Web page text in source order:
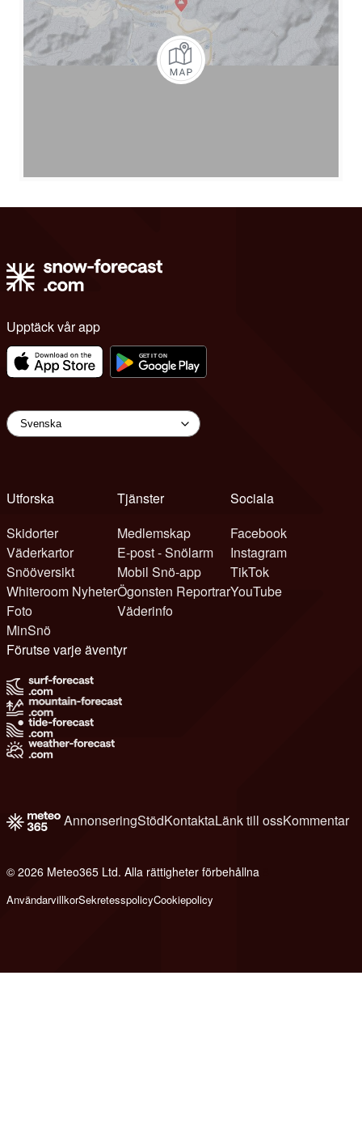
Upptäck vår app
Utforska
Skidorter
Väderkartor
Snööversikt
Whiteroom Nyheter
Foto
MinSnö
Tjänster
Medlemskap
E-post - Snölarm
Mobil Snö-app
Ögonsten Reportrar
Väderinfo
Sociala
Facebook
Instagram
TikTok
YouTube
Förutse varje äventyr
AnnonseringStödKontaktaLänk till ossKommentar
© 2026 Meteo365 Ltd. Alla rättigheter förbehållna
AnvändarvillkorSekretesspolicyCookiepolicy